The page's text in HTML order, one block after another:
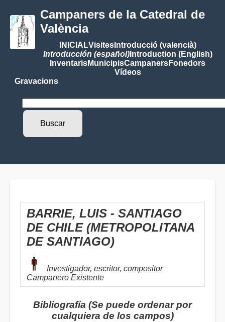
Campaners de la Catedral de
València
INICIALVisitesIntroducció (valencià)
Introducción (español)Introduction (English)
InventarisMunicipisCampanersFonedors
Vídeos
Gravacions
BARRIE, LUIS - SANTIAGO
DE CHILE (METROPOLITANA
DE SANTIAGO)
Investigador, escritor, compositor
Campanero Existente
Bibliografía (Se puede ordenar por
cualquiera de los campos)